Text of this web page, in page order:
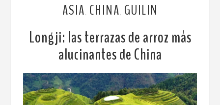
ASIA CHINA GUILIN
Longji: las terrazas de arroz más
alucinantes de China